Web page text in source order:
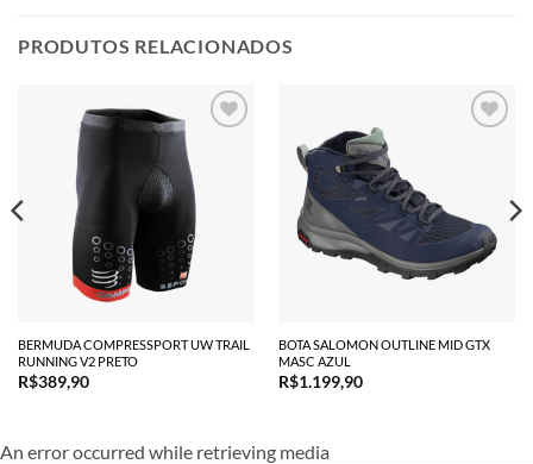
PRODUTOS RELACIONADOS
BERMUDA COMPRESSPORT UW TRAIL
RUNNING V2 PRETO
R$389,90
BOTA SALOMON OUTLINE MID GTX
MASC AZUL
R$1.199,90
An error occurred while retrieving media